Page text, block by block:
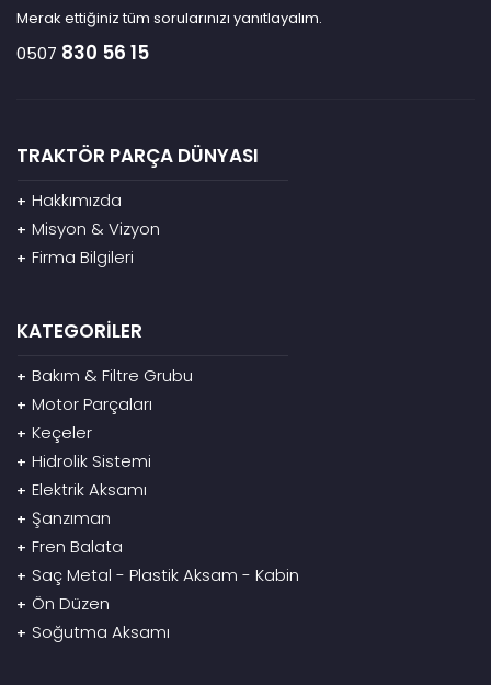
Merak ettiğiniz tüm sorularınızı yanıtlayalım.
0507 830 56 15
TRAKTÖR PARÇA DÜNYASI
+ Hakkımızda
+ Misyon & Vizyon
+ Firma Bilgileri
KATEGORİLER
+ Bakım & Filtre Grubu
+ Motor Parçaları
+ Keçeler
+ Hidrolik Sistemi
+ Elektrik Aksamı
+ Şanzıman
+ Fren Balata
+ Saç Metal - Plastik Aksam - Kabin
+ Ön Düzen
+ Soğutma Aksamı